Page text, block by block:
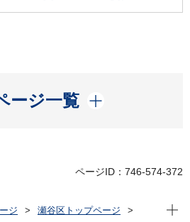
ージ一覧
開く
ページID：746-574-372
ジ
瀬谷区トップページ
現在